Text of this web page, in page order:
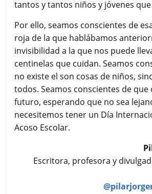
tantos y tantos niños y jóvenes
Por ello, seamos conscientes de
roja de la que hablábamos
invisibilidad a la que nos puede
centinelas que cuidan. Seamos
no existe el son cosas de niños,
todos. Seamos conscientes de que
futuro, esperando que no sea
necesitemos tener un Día
Acoso Escolar.
Escritora, profesora y